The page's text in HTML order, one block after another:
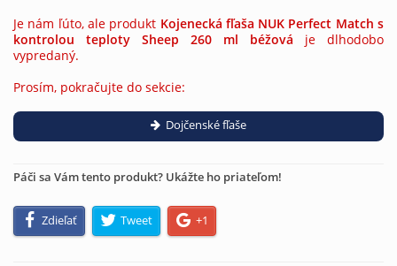
Je nám ľúto, ale produkt Kojenecká fľaša NUK Perfect Match s
kontrolou teploty Sheep 260 ml béžová je dlhodobo
vypredaný.
Prosím, pokračujte do sekcie:
Dojčenské fľaše
Páči sa Vám tento produkt? Ukážte ho priateľom!
Zdieľať Tweet +1